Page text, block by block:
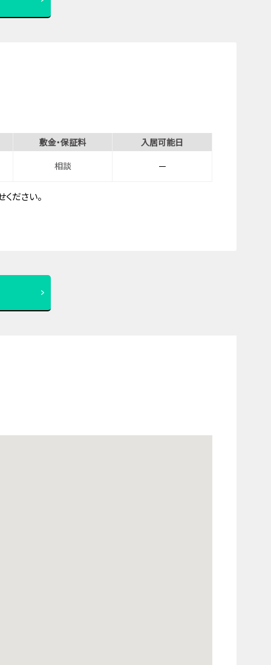
敷金・保証料
入居可能日
相談 －
ださい。